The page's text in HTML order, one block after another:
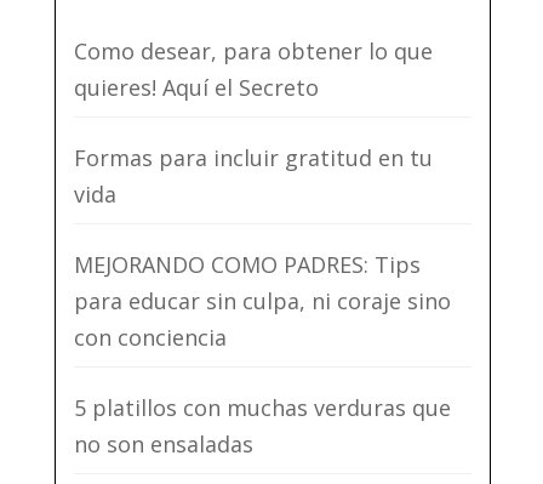
Como desear, para obtener lo que
quieres! Aquí el Secreto
Formas para incluir gratitud en tu
vida
MEJORANDO COMO PADRES: Tips
para educar sin culpa, ni coraje sino
con conciencia
5 platillos con muchas verduras que
no son ensaladas